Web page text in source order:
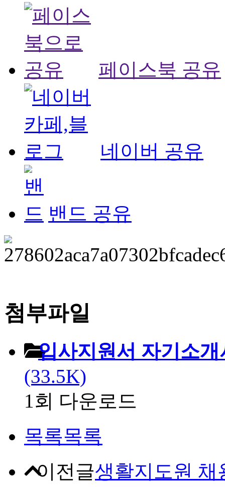
페이스북 공유
네이버 공유
밴드 공유
첨부파일
입사지원서 자기소
(33.5K)
1회 다운로드
목록목록
이전글생활지도원 채